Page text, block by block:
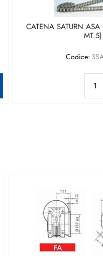
CATENA SATURN
MT.5)
Codice: